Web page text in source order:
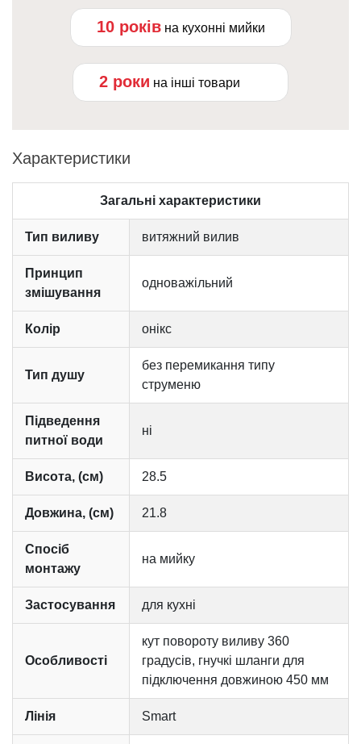
10 років на кухонні мийки
2 роки на інші товари
Характеристики
Загальні характеристики
Тип виливу витяжний вилив
Принцип
змішування
одноважільний
Колір онікс
Тип душу
без перемикання типу
струменю
Підведення
питної води
ні
Висота, (см) 28.5
Довжина, (см) 21.8
Спосіб
монтажу
на мийку
Застосування для кухні
Особливості
кут повороту виливу 360
градусів, гнучкі шланги для
підключення довжиною 450 мм
Лінія Smart